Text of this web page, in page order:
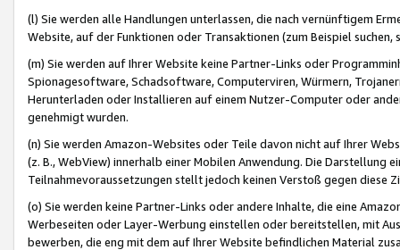
(l) Sie werden alle Handlungen unterlassen, die nach vernünftigem
Website, auf der Funktionen oder Transaktionen (zum Beispiel
(m) Sie werden auf Ihrer Website keine Partner-Links oder
Spionagesoftware, Schadsoftware, Computerviren, Würmern,
Herunterladen oder Installieren auf einem Nutzer-Computer oder
genehmigt wurden.
(n) Sie werden Amazon-Websites oder Teile davon nicht auf Ihrer
(z. B., WebView) innerhalb einer Mobilen Anwendung. Die Darstellung
Teilnahmevoraussetzungen stellt jedoch keinen Verstoß gegen diese
(o) Sie werden keine Partner-Links oder andere Inhalte, die eine
Werbeseiten oder Layer-Werbung einstellen oder bereitstellen, mit
bewerben, die eng mit dem auf Ihrer Website befindlichen Material